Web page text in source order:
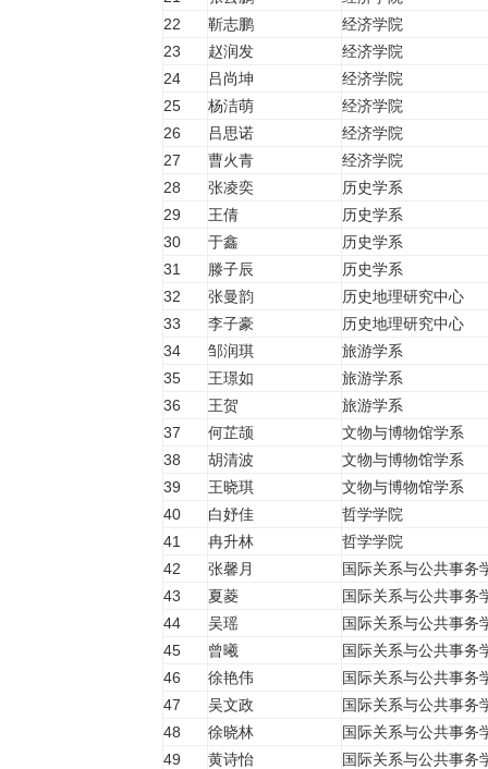
22
靳志鹏
经济学院
23
赵润发
经济学院
24
吕尚坤
经济学院
25
杨洁萌
经济学院
26
吕思诺
经济学院
27
曹火青
经济学院
28
张凌奕
历史学系
29
王倩
历史学系
30
于鑫
历史学系
31
滕子辰
历史学系
32
张曼韵
历史地理研究中心
33
李子豪
历史地理研究中心
34
邹润琪
旅游学系
35
王璟如
旅游学系
36
王贺
旅游学系
37
何芷颉
文物与博物馆学系
38
胡清波
文物与博物馆学系
39
王晓琪
文物与博物馆学系
40
白妤佳
哲学学院
41
冉升林
哲学学院
42
张馨月
国际关系与公共事务
43
夏菱
国际关系与公共事务
44
吴瑶
国际关系与公共事务
45
曾曦
国际关系与公共事务
46
徐艳伟
国际关系与公共事务
47
吴文政
国际关系与公共事务
48
徐晓林
国际关系与公共事务
49
黄诗怡
国际关系与公共事务